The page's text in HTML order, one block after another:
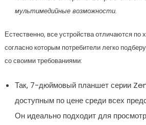
мультимедийные возможности.
Естественно, все устройства отличаются по
согласно которым потребители легко
со своими требованиями:
Так, 7-дюймовый планшет серии
доступным по цене среди всех
Он идеально подходит для